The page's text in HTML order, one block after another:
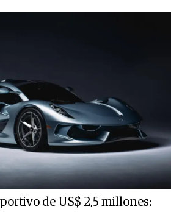
de US$ 2,5 millones: